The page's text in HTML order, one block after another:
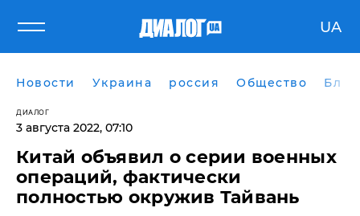
UA
Новости Украина россия Общество
ДИАЛОГ
3 августа 2022, 07:10
​Китай объявил о серии военных
операций, фактически
полностью окружив Тайвань